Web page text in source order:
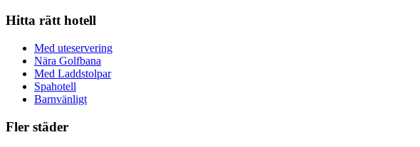
Hitta rätt hotell
Med uteservering
Nära Golfbana
Med Laddstolpar
Spahotell
Barnvänligt
Fler städer